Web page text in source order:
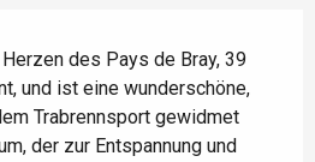
des Pays de Bray, 39
und ist eine wunderschöne,
Trabrennsport gewidmet
der zur Entspannung und